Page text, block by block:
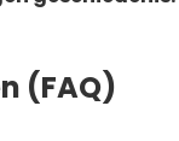
(FAQ)